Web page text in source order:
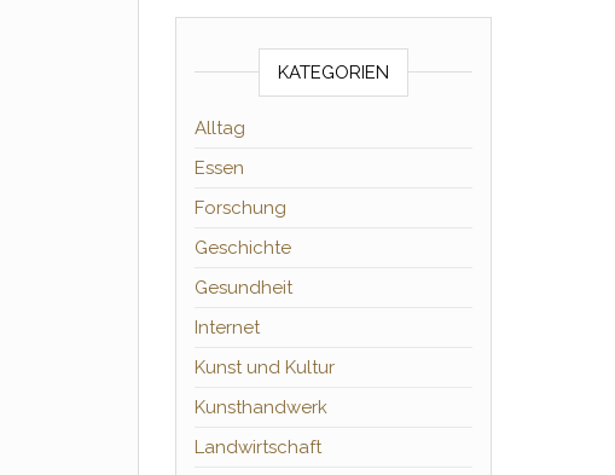
KATEGORIEN
Alltag
Essen
Forschung
Geschichte
Gesundheit
Internet
Kunst und Kultur
Kunsthandwerk
Landwirtschaft